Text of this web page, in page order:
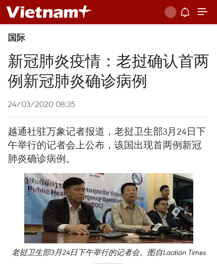
国际
新冠肺炎疫情：老挝确认首两
例新冠肺炎确诊病例
24/03/2020 08:35
越通社驻万象记者报道，老挝卫生部3月24日下
午举行的记者会上公布，该国出现首两例新冠
肺炎确诊病例。
老挝卫生部3月24日下午举行的记者会。图自Laotian Times